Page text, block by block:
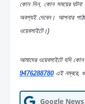
কোন দিন, কোন সময়ের ঘটনা
অবশ্যই দেবেন। আপনার
ওয়েবসাইটে।)
9476288780 এই নম্বরে,
Google News